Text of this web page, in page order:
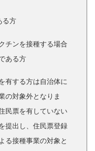
る方
チンを接種する場合
ある方
有する方は自治体に
の対象外となりま
民票を有していない
提出し、住民票登録
る接種事業の対象と